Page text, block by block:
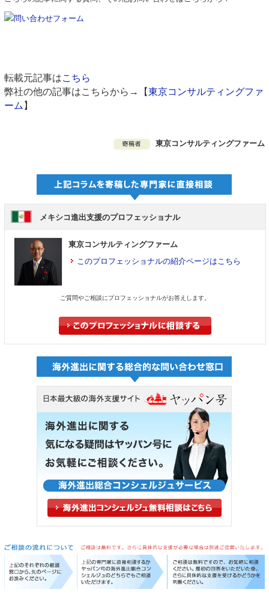
転載元記事はこちら
弊社の他の記事はこちらから→【東京コンサルティングファ
ーム 】
東京コンサルティングファーム
メキシコ進出支援のプロフェッショナル
東京コンサルティングファーム
このプロフェッショナルの紹介ページはこちら
ご質問やご相談にプロフェッショナルがお答えします。